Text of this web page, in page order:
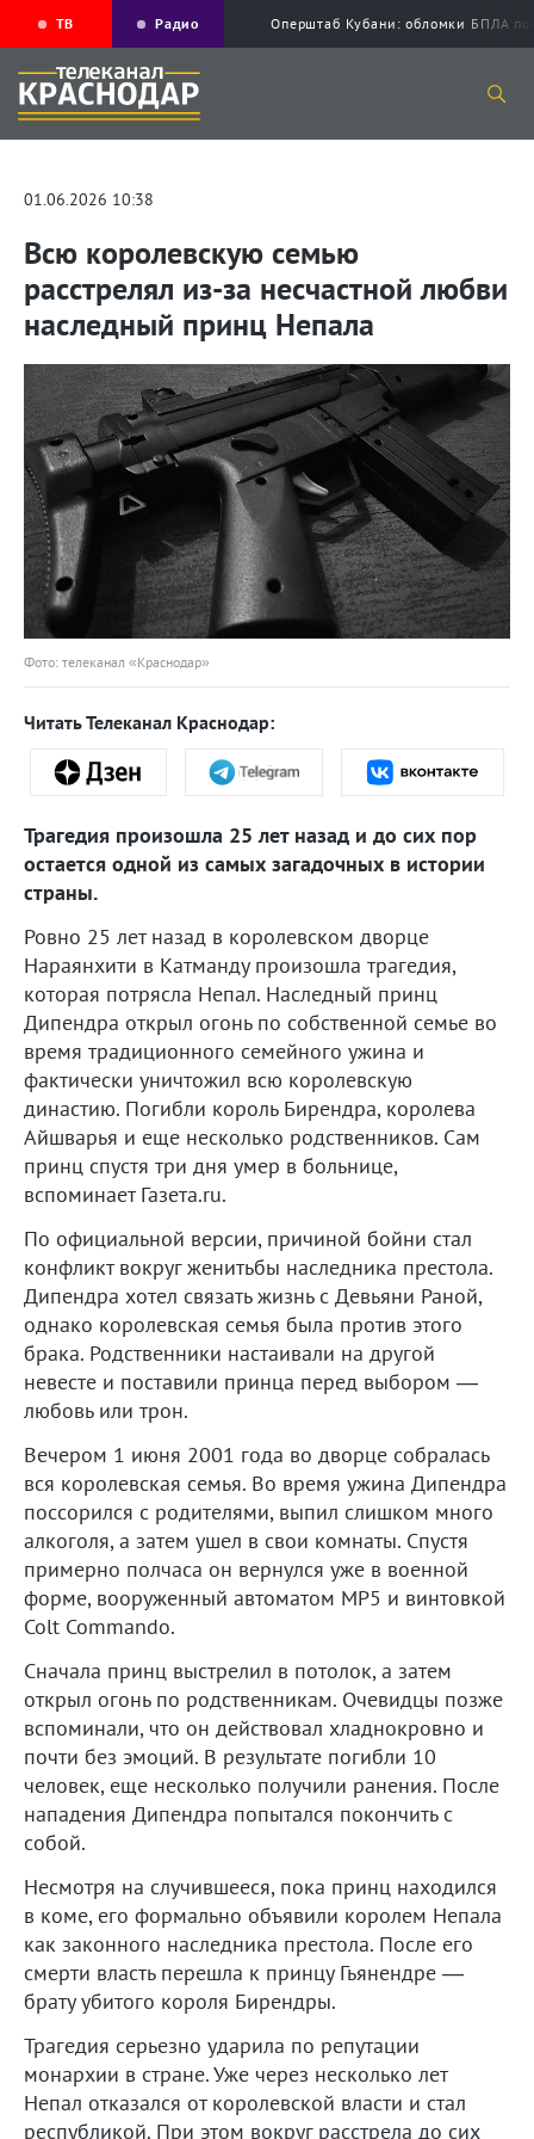
ТВ Радио Оперштаб Кубани: обломки БПЛА
01.06.2026 10:38
Всю королевскую семью
расстрелял из-за несчастной любви
наследный принц Непала
Фото: телеканал «Краснодар»
Читать Телеканал Краснодар:
Трагедия произошла 25 лет назад и до сих пор
остается одной из самых загадочных в истории
страны.
Ровно 25 лет назад в королевском дворце
Нараянхити в Катманду произошла трагедия,
которая потрясла Непал. Наследный принц
Дипендра открыл огонь по собственной семье во
время традиционного семейного ужина и
фактически уничтожил всю королевскую
династию. Погибли король Бирендра, королева
Айшварья и еще несколько родственников. Сам
принц спустя три дня умер в больнице,
вспоминает Газета.ru.
По официальной версии, причиной бойни стал
конфликт вокруг женитьбы наследника престола.
Дипендра хотел связать жизнь с Девьяни Раной,
однако королевская семья была против этого
брака. Родственники настаивали на другой
невесте и поставили принца перед выбором —
любовь или трон.
Вечером 1 июня 2001 года во дворце собралась
вся королевская семья. Во время ужина Дипендра
поссорился с родителями, выпил слишком много
алкоголя, а затем ушел в свои комнаты. Спустя
примерно полчаса он вернулся уже в военной
форме, вооруженный автоматом MP5 и винтовкой
Colt Commando.
Сначала принц выстрелил в потолок, а затем
открыл огонь по родственникам. Очевидцы позже
вспоминали, что он действовал хладнокровно и
почти без эмоций. В результате погибли 10
человек, еще несколько получили ранения. После
нападения Дипендра попытался покончить с
собой.
Несмотря на случившееся, пока принц находился
в коме, его формально объявили королем Непала
как законного наследника престола. После его
смерти власть перешла к принцу Гьянендре —
брату убитого короля Бирендры.
Трагедия серьезно ударила по репутации
монархии в стране. Уже через несколько лет
Непал отказался от королевской власти и стал
республикой. При этом вокруг расстрела до сих